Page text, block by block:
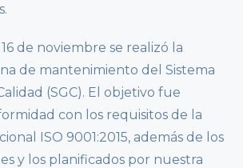
16 de noviembre se realizó la
de mantenimiento del Sistema
(SGC). El objetivo fue
con los requisitos de la
ISO 9001:2015, además de los
y los planificados por nuestra